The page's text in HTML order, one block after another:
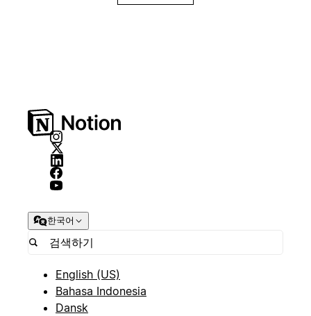
한국어
English (US)
Bahasa Indonesia
Dansk